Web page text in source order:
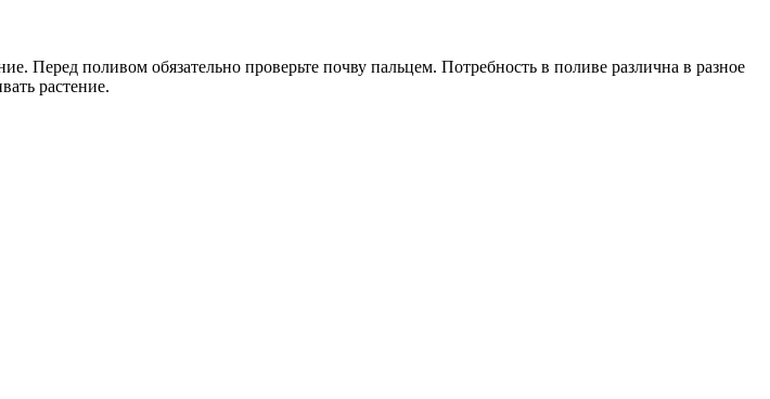
Перед поливом обязательно проверьте почву пальцем. Потребность в поливе различна в разное
растение.